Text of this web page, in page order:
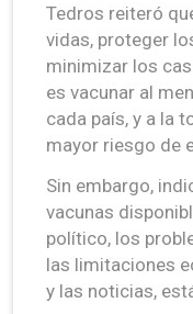
Tedros reiteró
vidas, proteger
minimizar los
es vacunar al
cada país, y a la
mayor riesgo de
Sin embargo,
vacunas
político, los
las limitaciones
y las noticias,